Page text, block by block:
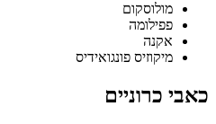
מולוסקום
פפילומה
אקנה
מיקוזיס פונגואידיס
כאבי כרוניים